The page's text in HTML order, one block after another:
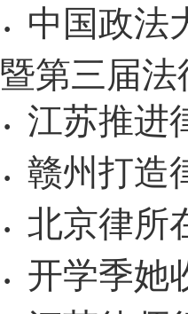
· 中国政法
暨第三届
· 江苏推进
· 赣州打造
· 北京律所
· 开学季她